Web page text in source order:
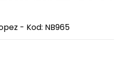
- Kod: NB965